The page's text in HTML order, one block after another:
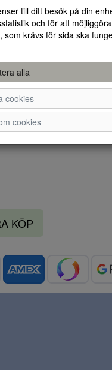
36 37
KÖP
till ditt besök på din
och för att
krävs för sida ska
alla
cookies
cookies